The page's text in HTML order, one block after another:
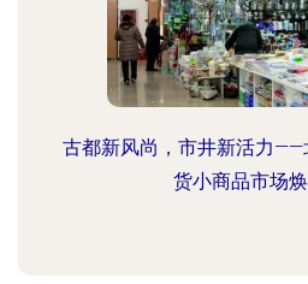
古都新风尚，市井新活力——
货小商品市场